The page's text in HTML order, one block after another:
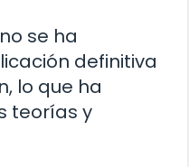
se ha
definitiva
lo que ha
teorías y